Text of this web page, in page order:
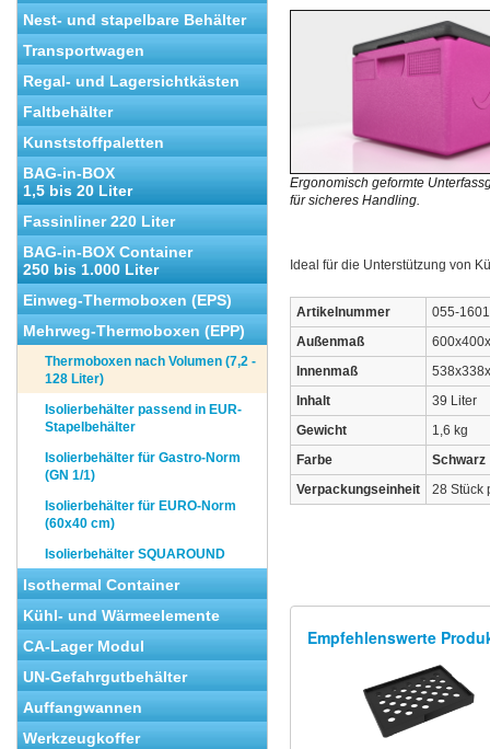
Nest- und stapelbare Behälter
Transportwagen
Regal- und Lagersichtkästen
Faltbehälter
Kunststoffpaletten
BAG-in-BOX
1,5 bis 20 Liter
Fassinliner 220 Liter
BAG-in-BOX Container
250 bis 1.000 Liter
Einweg-Thermoboxen (EPS)
Mehrweg-Thermoboxen (EPP)
Thermoboxen nach Volumen (7,2 -
128 Liter)
Isolierbehälter passend in EUR-
Stapelbehälter
Isolierbehälter für Gastro-Norm
(GN 1/1)
Isolierbehälter für EURO-Norm
(60x40 cm)
Isolierbehälter SQUAROUND
Isothermal Container
Kühl- und Wärmeelemente
CA-Lager Modul
UN-Gefahrgutbehälter
Auffangwannen
Werkzeugkoffer
Ergonomisch geformte
für sicheres Handling.
Ideal für die Unterstützung von
Artikelnummer
055-
Außenmaß
Innenmaß
Inhalt
39 Liter
Gewicht
1,6 kg
Farbe
Schwarz
Verpackungseinheit
28 Stück
Empfehlenswerte